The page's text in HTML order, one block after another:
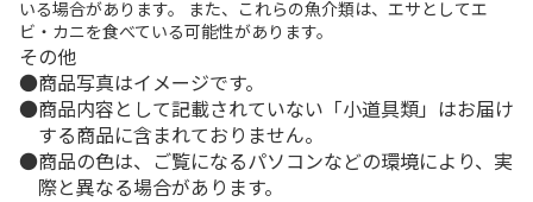
いる場合があります。 また、これらの魚介類は、エサとしてエ
ビ・カニを食べている可能性があります。
その他
商品写真はイメージです。
商品内容として記載されていない「小道具類」はお届け
する商品に含まれておりません。
商品の色は、ご覧になるパソコンなどの環境により、実
際と異なる場合があります。